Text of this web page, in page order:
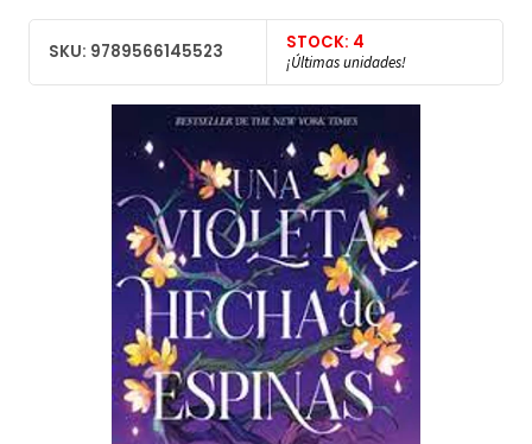
SKU: 9789566145523 STOCK: 4
¡Últimas unidades!